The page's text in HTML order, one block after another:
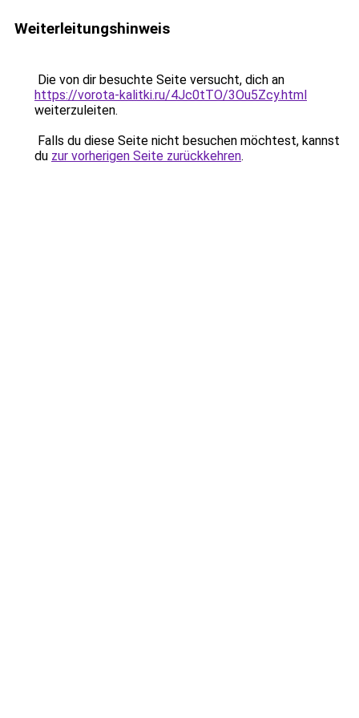
Weiterleitungshinweis
Die von dir besuchte Seite versucht, dich an
https://vorota-kalitki.ru/4Jc0tTO/3Ou5Zcy.html
weiterzuleiten.
Falls du diese Seite nicht besuchen möchtest, kannst
du zur vorherigen Seite zurückkehren.